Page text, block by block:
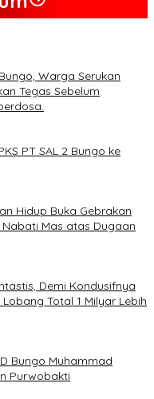
Warga Serukan
Tegas Sebelum
PT SAL 2 Bungo ke
Hidup Buka Gebrakan
Mas atas Dugaan
Demi Kondusifnya
Total 1 Milyar Lebih
Bungo Muhammad
Purwobakti